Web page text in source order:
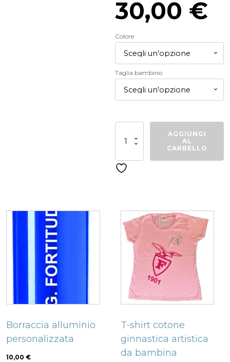
30,00 €
Colore
Taglia bambino
rappresentanza
bambino
quantità
AGGIUNGI
AL
CARRELLO
Borraccia alluminio
personalizzata
10,00 €
T-shirt cotone
ginnastica artistica
da bambina
Questo
prodotto
ha
più
varianti.
Le
opzioni
essere
scelte
nella